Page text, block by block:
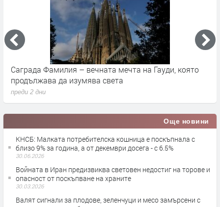
– вечната мечта на Гауди, която
да изумява света
Къде са
Още новини
КНСБ: Малката потребителска кошница е поскъпнала с
близо 9% за година, а от декември досега - с 6.5%
30.06.2026
Войната в Иран предизвиква световен недостиг на торове и
опасност от поскъпване на храните
30.03.2026
Валят сигнали за плодове, зеленчуци и месо замърсени с